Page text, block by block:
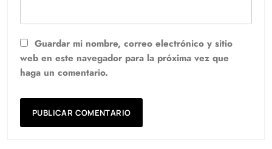
Guardar mi nombre, correo electrónico y sitio
web en este navegador para la próxima vez que
haga un comentario.